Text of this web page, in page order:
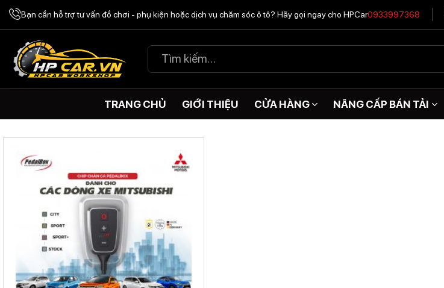
Chuyển
đến
dung
Bạn cần hỗ trợ tư vấn đồ chơi - phụ kiện hoặc dịch vụ chăm sóc ô tô? Hãy gọi ngay cho HPCar0933997368
Tìm
kiếm:
TRANG CHỦ GIỚI THIỆU CỬA HÀNG NÂNG CẤP BÁN TẢI